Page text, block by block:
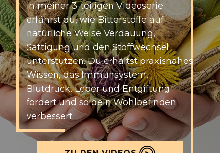
I​n meiner 3-teiligen Videoserie
erfährst du, wie Bitterstoffe auf
natürliche Weise Verdauung,
Sättigung und den Stoffwechsel
unterstützen. Du erhältst praxisnahes
Wissen, das Immunsystem,
Blutdruck, Leber und Entgiftung
fördert und so dein Wohlbefinden
verbessert